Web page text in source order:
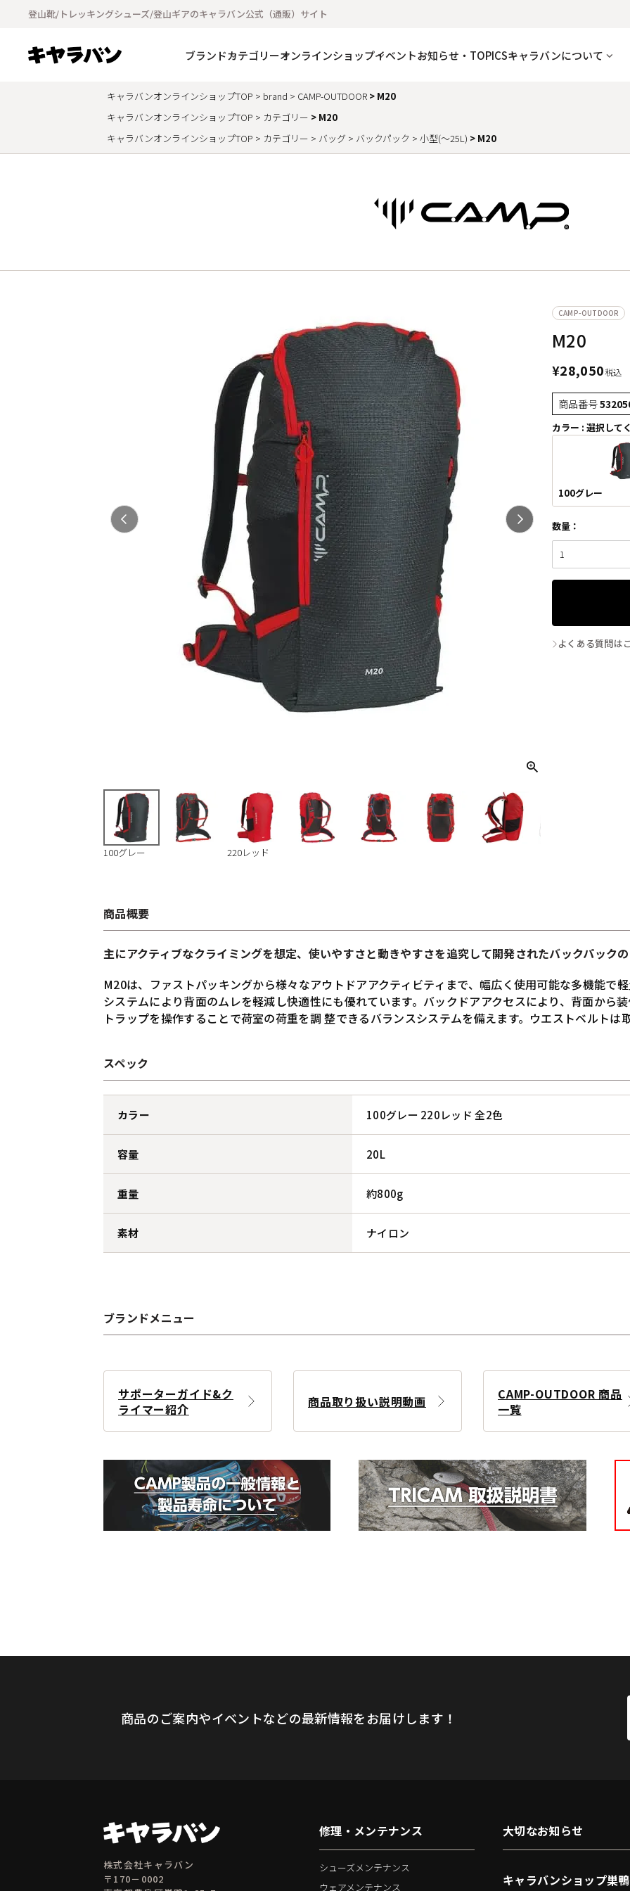
登山靴/トレッキングシューズ/登山ギアのキャラバン公式（通販）サイト
ブランドカテゴリーオンラインショップイベントお知らせ・TOPICSキャラバンについて
キャラバンオンラインショップTOP brand CAMP-OUTDOOR
M20
キャラバンオンラインショップTOP
カテゴリー
M20
キャラバンオンラインショップTOP
カテゴリー バッグ バックパック 小型(～25L) M20
100グレー 220レッド
CAMP-OUTDOOR
M20
¥28,050税込
商品番号
カラー 選択して
100グレー
よくある質問は
商品概要
主にアクティブなクライミングを想定、使いやすさと動きやすさを追究して開発されたバックパック
M20は、ファストパッキングから様々なアウトドアアクティビティまで、幅広く使用可能な多機能で
システムにより背面のムレを軽減し快適性にも優れています。バックドアアクセスにより、背面から
トラップを操作することで荷室の荷重を調 整できるバランスシステムを備えます。ウエストベルトは
スペック
カラー 100グレー 220レッド 全2色
容量 20L
重量 約800g
素材 ナイロン
ブランドメニュー
サポーターガイド&ク
ライマー紹介
商品取り扱い説明動画
CAMP-OUTDOOR 商品
一覧
商品のご案内やイベントなどの最新情報をお届けします！
株式会社キャラバン
〒170－0002
修理・メンテナンス
シューズメンテナンス
ウェアメンテナンス
大切なお知らせ
キャラバンショップ巣